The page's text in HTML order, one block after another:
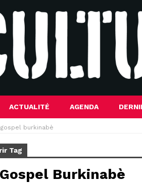
ACTUALITÉ AGENDA
gospel burkinabè
Tag
Burkinabè